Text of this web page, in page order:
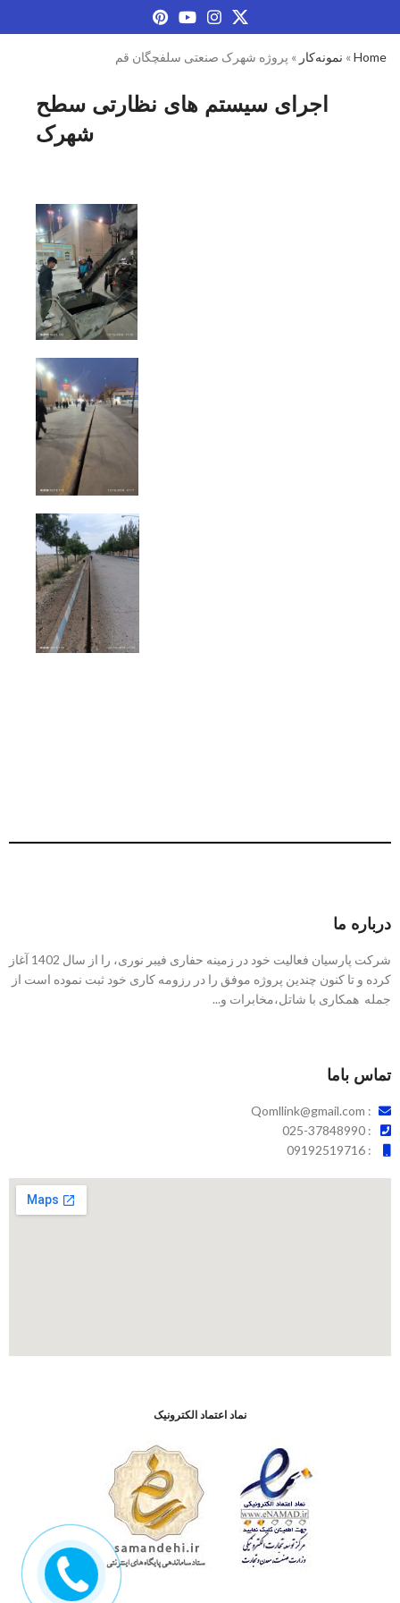
Home
» نمونه‌کار » پروژه شهرک صنعتی سلفچگان قم
اجرای سیستم های نظارتی سطح
شهرک
درباره ما
شرکت پارسیان فعالیت خود در زمینه حفاری فیبر نوری، را از سال 1402 آغاز
کرده و تا کنون چندین پروژه موفق را در رزومه کاری خود ثبت نموده است از
جمله همکاری با شاتل،مخابرات و...
تماس باما
: Qomllink@gmail.com
: 025-37848990
: 09192519716
نماد اعتماد الکترونیک